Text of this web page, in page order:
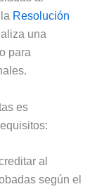
Resolución
una
para
es
al
según el